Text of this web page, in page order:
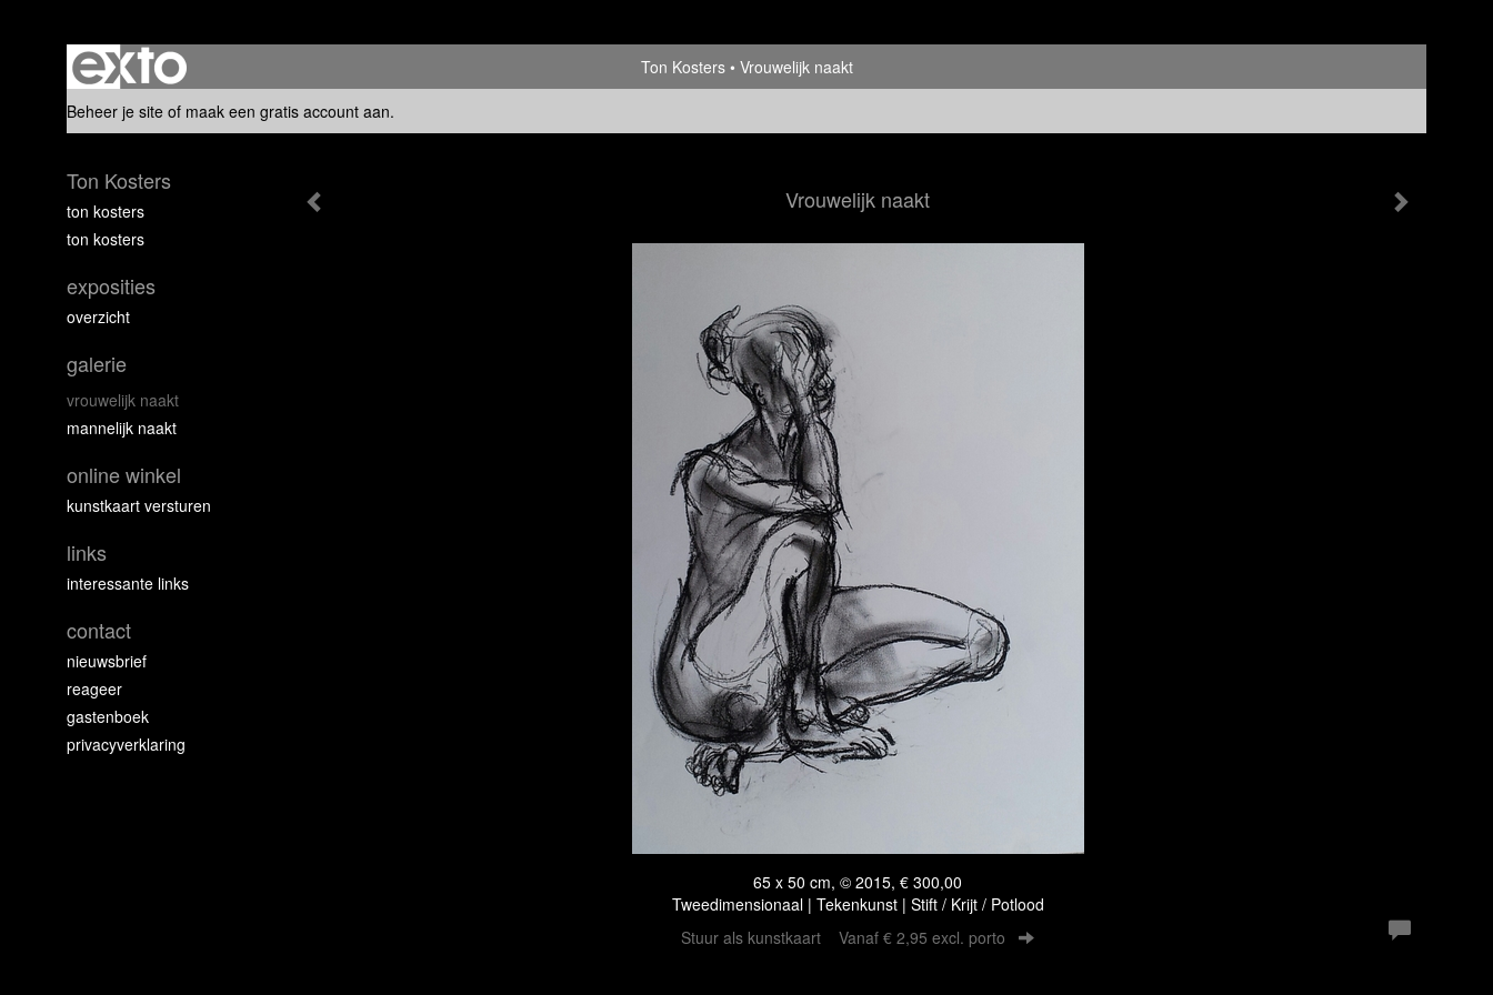
Ton Kosters
Vrouwelijk naakt
Beheer je site of maak een gratis account aan.
Vrouwelijk naakt
65 x 50 cm, © 2015, € 300,00
Tweedimensionaal | Tekenkunst | Stift / Krijt / Potlood
Stuur als kunstkaart Vanaf € 2,95 excl. porto
Ton Kosters
ton kosters
ton kosters
exposities
overzicht
galerie
vrouwelijk naakt
mannelijk naakt
online winkel
kunstkaart versturen
links
interessante links
contact
nieuwsbrief
reageer
gastenboek
privacyverklaring